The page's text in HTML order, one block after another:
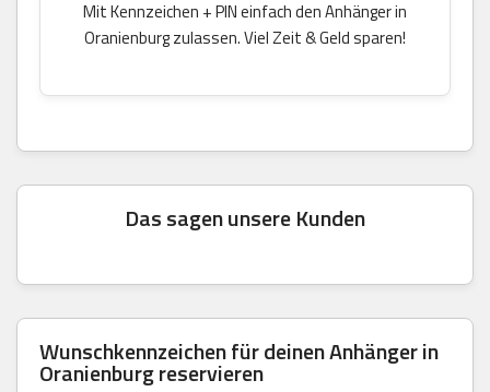
Mit Kennzeichen + PIN einfach den Anhänger in
Oranienburg zulassen. Viel Zeit & Geld sparen!
Das sagen unsere Kunden
Wunschkennzeichen für deinen Anhänger in
Oranienburg reservieren